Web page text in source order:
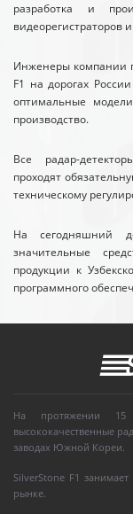
разработка и
видеорегистраторов
Инженеры компании
F1 на дорогах
оптимальные
производство.
Все радар-
проходят
техническому
На сегодняшний
значительные
продукции к
программного
На протяжении 15
высококачественные
заводах Южной Кореи.
SilverStone F1
рынке.